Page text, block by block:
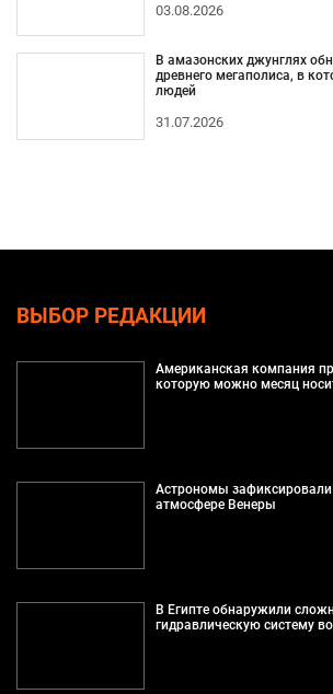
03.08.2026
В амазонских джунглях
древнего мегаполиса, в
людей
31.07.2026
ВЫБОР РЕДАКЦИИ
Американская компания
которую можно месяц
Астрономы зафиксировали
атмосфере Венеры
В Египте обнаружили
гидравлическую систему